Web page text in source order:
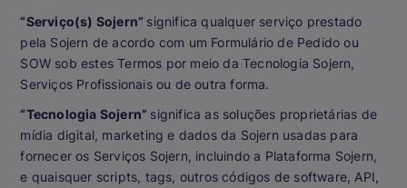
“Serviço(s) Sojern” significa qualquer serviço prestado
pela Sojern de acordo com um Formulário de Pedido ou
SOW sob estes Termos por meio da Tecnologia Sojern,
Serviços Profissionais ou de outra forma.
“Tecnologia Sojern” significa as soluções proprietárias de
mídia digital, marketing e dados da Sojern usadas para
fornecer os Serviços Sojern, incluindo a Plataforma Sojern,
e quaisquer scripts, tags, outros códigos de software, API,